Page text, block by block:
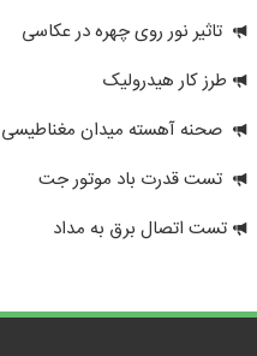
تاثیر نور روی چهره در عکاسی
طرز کار هیدرولیک
صحنه آهسته میدان مغناطیسی
تست قدرت باد موتور جت
تست اتصال برق به مداد